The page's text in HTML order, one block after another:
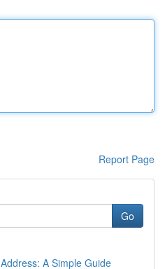
Report Page
Go
A Simple Guide